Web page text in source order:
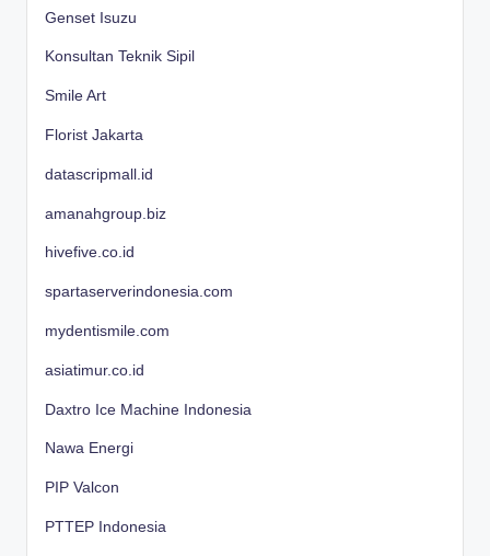
Genset Isuzu
Konsultan Teknik Sipil
Smile Art
Florist Jakarta
datascripmall.id
amanahgroup.biz
hivefive.co.id
spartaserverindonesia.com
mydentismile.com
asiatimur.co.id
Daxtro Ice Machine Indonesia
Nawa Energi
PIP Valcon
PTTEP Indonesia